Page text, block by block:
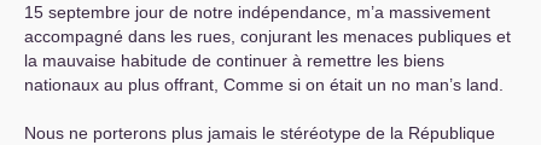
15 septembre jour de notre indépendance, m’a massivement
accompagné dans les rues, conjurant les menaces publiques et
la mauvaise habitude de continuer à remettre les biens
nationaux au plus offrant, Comme si on était un no man’s land.
Nous ne porterons plus jamais le stéréotype de la République